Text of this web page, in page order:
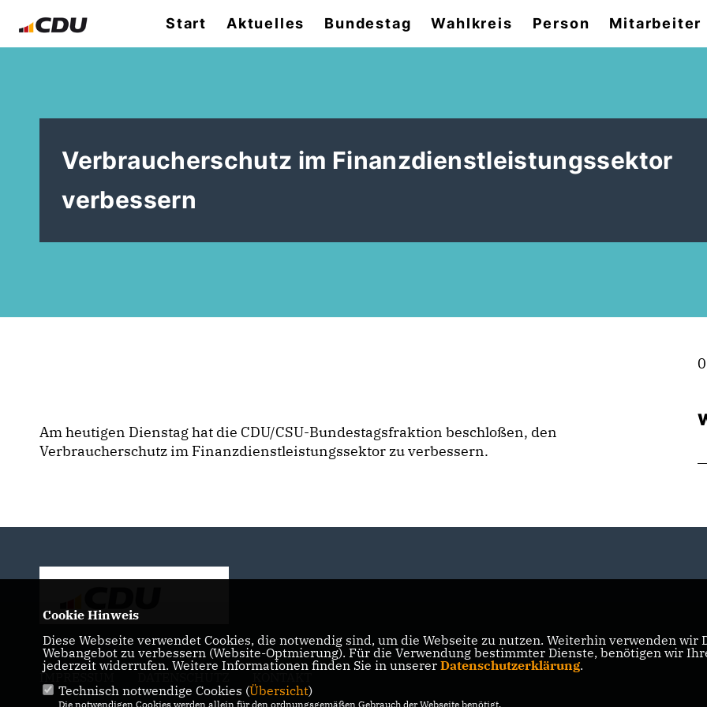
Start Aktuelles Bundestag Wahlkreis Person Mitarbeiter
Verbraucherschutz im Finanzdienstleistungssektor
verbessern
Am heutigen Dienstag hat die CDU/CSU-Bundestagsfraktion beschloßen, den
Verbraucherschutz im Finanzdienstleistungssektor zu verbessern.
IMPRESSUM
Cookie Hinweis
Diese Webseite verwendet Cookies, die notwendig sind, um die Webseite zu nutzen. Weiterhin verwenden
Webangebot zu verbessern (Website-Optmierung). Für die Verwendung bestimmter Dienste, benötigen wir
jederzeit widerrufen. Weitere Informationen finden Sie in unserer Datenschutzerklärung.
Technisch notwendige Cookies (Übersicht)
Die notwendigen Cookies werden allein für den ordnungsgemäßen Gebrauch der Webseite benötigt.